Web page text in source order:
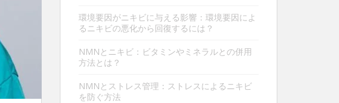
環境要因がニキビに与える影響：環境要因によ
るニキビの悪化から回復するには？
NMNとニキビ：ビタミンやミネラルとの併用
方法とは？
NMNとストレス管理：ストレスによるニキビ
を防ぐ方法